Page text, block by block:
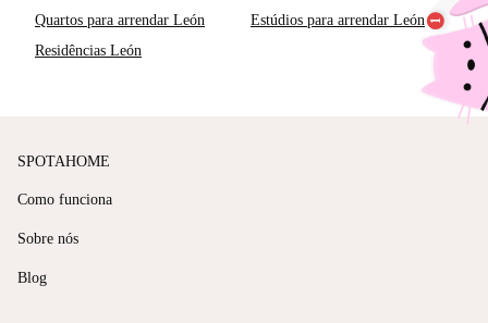
Quartos para arrendar León
Estúdios para arrendar León
Residências León
SPOTAHOME
Como funciona
Sobre nós
Blog